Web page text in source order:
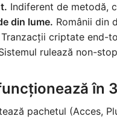
Indiferent de metodă,
din lume. Românii din
Tranzacții criptate end-
rulează non-
în
pachetul (Acces,